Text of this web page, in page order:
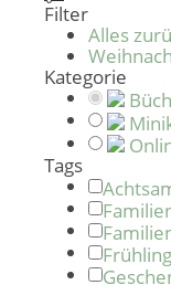
Filter
Alles
Kategorie
Tags
Frühling